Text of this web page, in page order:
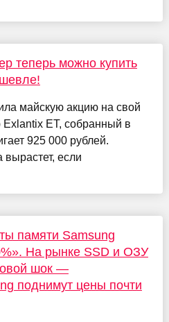
теперь можно купить
майскую акцию на свой
ET, собранный в
925 000 рублей.
вырастет, если
памяти Samsung
На рынке SSD и ОЗУ
шок —
поднимут цены почти